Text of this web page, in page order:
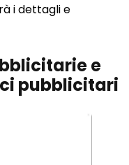
i dettagli e
e
pubblicitari